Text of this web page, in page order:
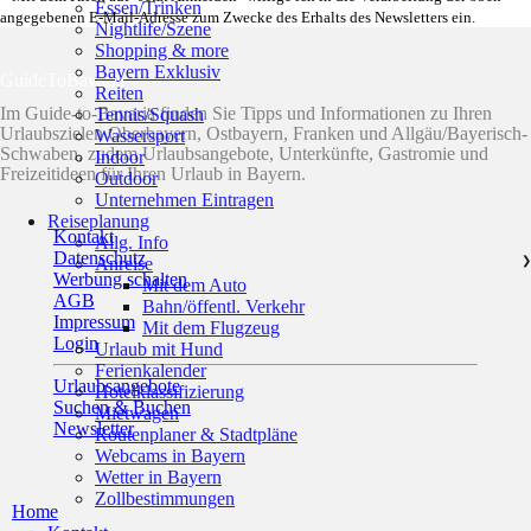
angegebenen E-Mail-Adresse zum Zwecke des Erhalts des Newsletters ein.
GuideToBavaria
Im Guide-to-Bavaria finden Sie Tipps und Informationen zu Ihren
Urlaubszielen Oberbayern, Ostbayern, Franken und Allgäu/Bayerisch-
Schwaben, zudem Urlaubsangebote, Unterkünfte, Gastromie und
Freizeitideen für Ihren Urlaub in Bayern.
Kontakt
Datenschutz
Werbung schalten
AGB
Impressum
Login
Urlaubsangebote
Suchen & Buchen
Newsletter
Home
Essen/Trinken
Nightlife/Szene
Shopping & more
Bayern Exklusiv
Reiten
Tennis/Squash
Wassersport
Indoor
Outdoor
Unternehmen Eintragen
Reiseplanung
Allg. Info
Anreise
❯
Mit dem Auto
Bahn/öffentl. Verkehr
Mit dem Flugzeug
Urlaub mit Hund
Ferienkalender
Hotelklassifizierung
Mietwagen
Routenplaner & Stadtpläne
Webcams in Bayern
Wetter in Bayern
Zollbestimmungen